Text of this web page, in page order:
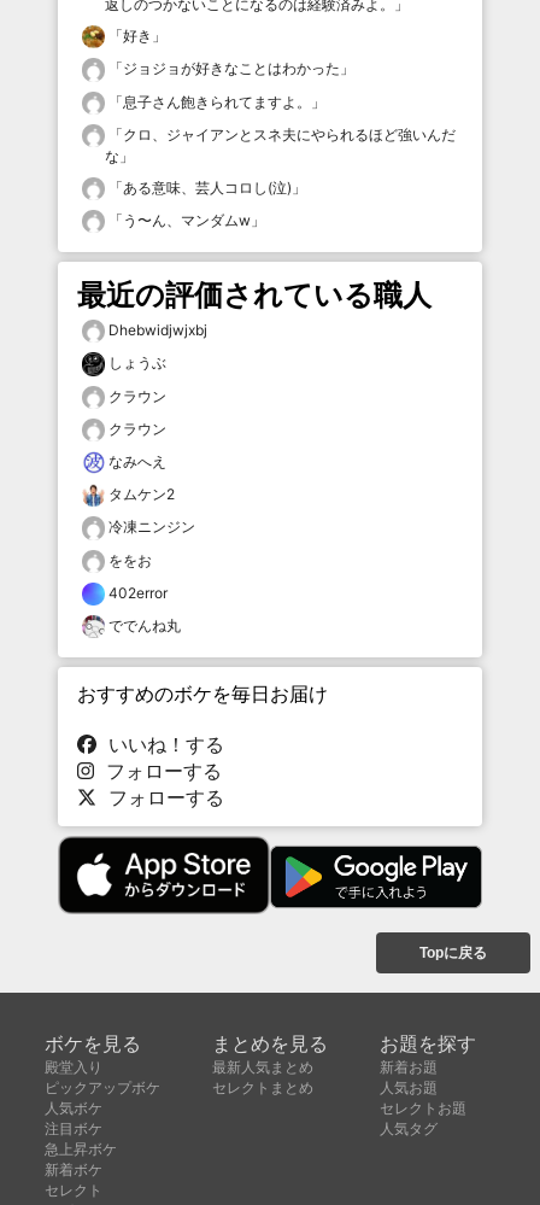
返しのつかないことになるのは経験済みよ。
」
「好き 」
「ジョジョが好きなことはわかった 」
「息子さん飽きられてますよ。
」
「クロ、ジャイアンとスネ夫にやられるほど強いんだ
な 」
「ある意味、芸人コロし(泣) 」
「 う〜ん、マンダムw 」
最近の評価されている職人
Dhebwidjwjxbj
しょうぶ
クラウン
クラウン
なみへえ
タムケン2
冷凍ニンジン
ををお
402error
ででんね丸
おすすめのボケを毎日お届け
いいね！する
フォローする
フォローする
Topに戻る
ボケを見る
殿堂入り
ピックアップボケ
人気ボケ
注目ボケ
急上昇ボケ
新着ボケ
セレクト
まとめを見る
最新人気まとめ
セレクトまとめ
お題を探す
新着お題
人気お題
セレクトお題
人気タグ